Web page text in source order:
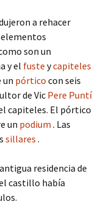
a rehacer
son un
y el fuste ycapiteles
un pórtico con seis
de Vic Pere Puntí
capiteles. El pórtico
un podium . Las
sillares .
residencia de
castillo había